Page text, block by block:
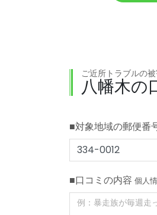
ご近所トラブルの
八幡木の
■対象地域の郵便番
■口コミの内容 個人